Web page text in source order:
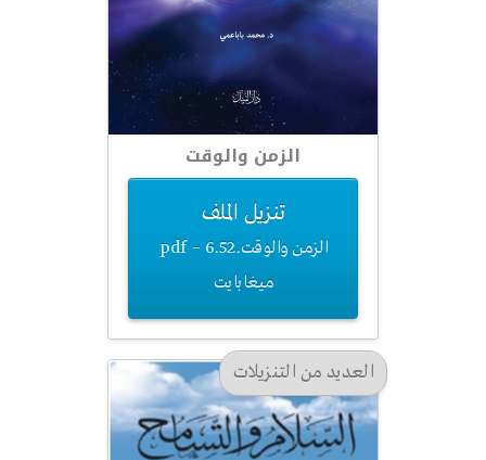
الزمن والوقت
تنزيل الملف
الزمن والوقت.pdf – 6.52
ميغابايت
العديد من التنزيلات